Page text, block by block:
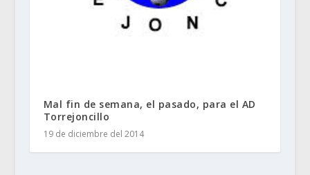
Mal fin de semana, el pasado, para el AD
Torrejoncillo
19 de diciembre del 2014